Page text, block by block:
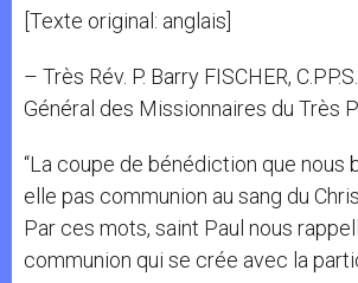
[Texte original: anglais]
– Très Rév. P. Barry FISCHER,
Général des Missionnaires du Très
“La coupe de bénédiction que nous
elle pas communion au sang du
Par ces mots, saint Paul nous
communion qui se crée avec la